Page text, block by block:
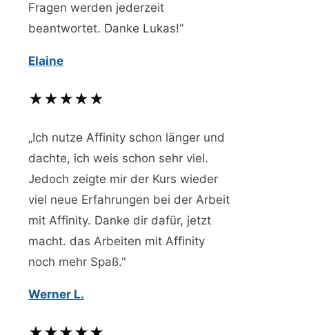
Fragen werden jederzeit
beantwortet. Danke Lukas!“
Elaine
★★★★★
„Ich nutze Affinity schon länger und
dachte, ich weis schon sehr viel.
Jedoch zeigte mir der Kurs wieder
viel neue Erfahrungen bei der Arbeit
mit Affinity. Danke dir dafür, jetzt
macht. das Arbeiten mit Affinity
noch mehr Spaß."
Werner L.